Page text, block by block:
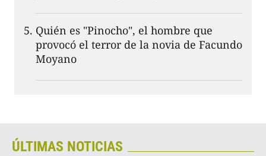
Quién es "Pinocho", el hombre que
provocó el terror de la novia de Facundo
Moyano
ÚLTIMAS NOTICIAS